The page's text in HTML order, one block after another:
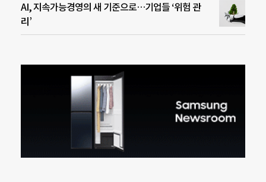
AI, 지속가능경영의 새 기준으로…기업들 ‘위험 관
리’